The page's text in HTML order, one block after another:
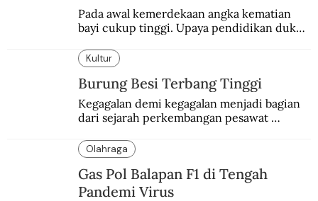
Pada awal kemerdekaan angka kematian
bayi cukup tinggi. Upaya pendidikan dukun
Kultur
Burung Besi Terbang Tinggi
Kegagalan demi kegagalan menjadi bagian
dari sejarah perkembangan pesawat
Olahraga
Gas Pol Balapan F1 di Tengah
Pandemi Virus